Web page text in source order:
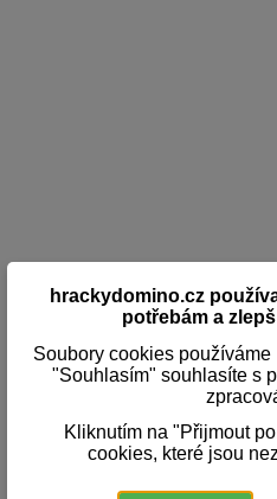
hrackydomino.cz
potřebám a
Soubory cookies
"Souhlasím" souhlasíte s
Kliknutím na "Přijmout
cookies, které jsou